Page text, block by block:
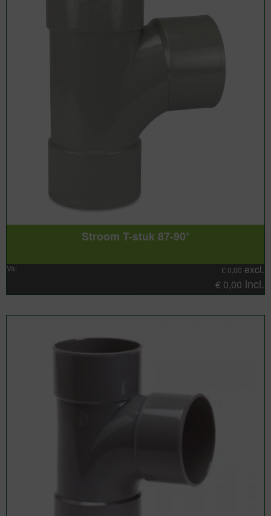
Stroom T-stuk 87-90°
Va: € 0,00 excl.
€ 0,00 incl.